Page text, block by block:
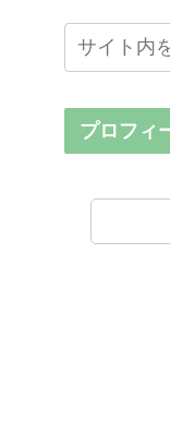
プロフィ